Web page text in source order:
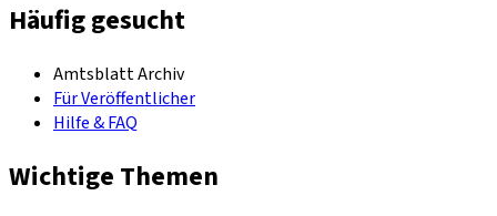
Häufig gesucht
Amtsblatt Archiv
Für Veröffentlicher
Hilfe & FAQ
Wichtige Themen